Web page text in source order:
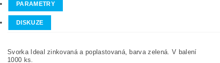
PARAMETRY
DISKUZE
Svorka Ideal zinkovaná a poplastovaná, barva zelená. V balení
1000 ks.